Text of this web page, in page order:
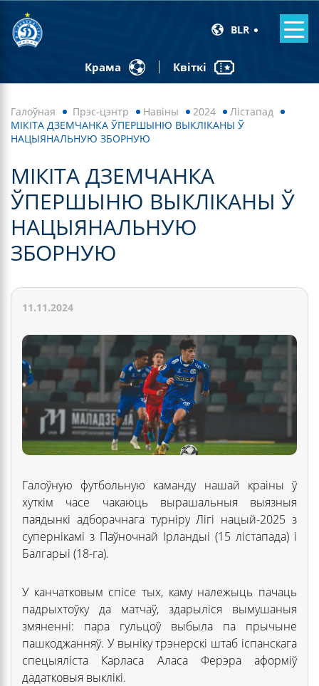
BLR
Крама Квіткі
Галоўная Прэс-цэнтр Навiны 2024
Лістапад
МІКІТА ДЗЕМЧАНКА ЎПЕРШЫНЮ ВЫКЛІКАНЫ Ў
НАЦЫЯНАЛЬНУЮ ЗБОРНУЮ
МІКІТА ДЗЕМЧАНКА
ЎПЕРШЫНЮ ВЫКЛІКАНЫ Ў
НАЦЫЯНАЛЬНУЮ
ЗБОРНУЮ
11.11.2024
Галоўную футбольную каманду нашай краіны ў
хуткім часе чакаюць вырашальныя выязныя
паядынкі адборачнага турніру Лігі нацый-2025 з
супернікамі з Паўночнай Ірландыі (15 лістапада) і
Балгарыі (18-га).
У канчатковым спісе тых, каму належыць пачаць
падрыхтоўку да матчаў, здарыліся вымушаныя
змяненні: пара гульцоў выбыла па прычыне
пашкоджанняў. У выніку трэнерскі штаб іспанскага
спецыяліста Карласа Аласа Ферэра аформіў
дадатковыя выклікі.